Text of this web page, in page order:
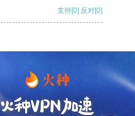
支持[0] 反对[0]